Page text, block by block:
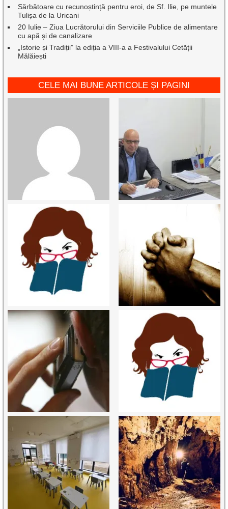
Sărbătoare cu recunoștință pentru eroi, de Sf. Ilie, pe muntele
Tulișa de la Uricani
20 Iulie – Ziua Lucrătorului din Serviciile Publice de alimentare
cu apă și de canalizare
„Istorie și Tradiții” la ediția a VIII-a a Festivalului Cetății
Mălăiești
CELE MAI BUNE ARTICOLE ȘI PAGINI